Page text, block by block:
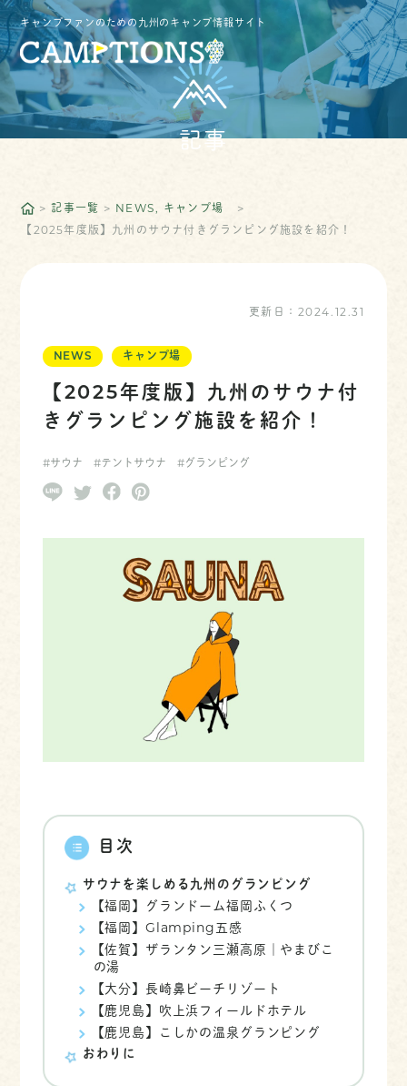
キャンプファンのための九州のキャンプ情報サイト
記事
記事一覧 NEWS
キャンプ場
【2025年度版】九州のサウナ付きグランピング施設を紹介！
更新日： 2024.12.31
NEWS キャンプ場
【2025年度版】九州のサウナ付
きグランピング施設を紹介！
#サウナ #テントサウナ #グランピング
目次
サウナを楽しめる九州のグランピング
【福岡】グランドーム福岡ふくつ
【福岡】Glamping五感
【佐賀】ザランタン三瀬高原｜やまびこ
の湯
【大分】長崎鼻ビーチリゾート
【鹿児島】吹上浜フィールドホテル
【鹿児島】こしかの温泉グランピング
おわりに